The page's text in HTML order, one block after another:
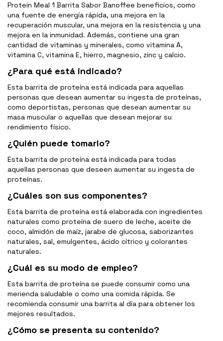
Protein Meal 1 Barrita Sabor Banoffee beneficios, como
una fuente de energía rápida, una mejora en la
recuperación muscular, una mejora en la resistencia y una
mejora en la inmunidad. Además, contiene una gran
cantidad de vitaminas y minerales, como vitamina A,
vitamina C, vitamina E, hierro, magnesio, zinc y calcio.
¿Para qué está indicado?
Esta barrita de proteína está indicada para aquellas
personas que desean aumentar su ingesta de proteínas,
como deportistas, personas que desean aumentar su
masa muscular o aquellas que desean mejorar su
rendimiento físico.
¿Quién puede tomarlo?
Esta barrita de proteína está indicada para todas
aquellas personas que deseen aumentar su ingesta de
proteínas.
¿Cuáles son sus componentes?
Esta barrita de proteína está elaborada con ingredientes
naturales como proteína de suero de leche, aceite de
coco, almidón de maíz, jarabe de glucosa, saborizantes
naturales, sal, emulgentes, ácido cítrico y colorantes
naturales.
¿Cuál es su modo de empleo?
Esta barrita de proteína se puede consumir como una
merienda saludable o como una comida rápida. Se
recomienda consumir una barrita al día para obtener los
mejores resultados.
¿Cómo se presenta su contenido?